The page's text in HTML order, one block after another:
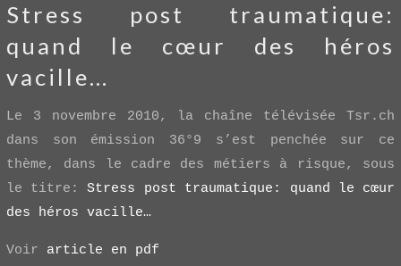
Stress post traumatique:
quand le cœur des héros
vacille…
Le 3 novembre 2010, la chaîne télévisée Tsr.ch
dans son émission 36°9 s’est penchée sur ce
thème, dans le cadre des métiers à risque, sous
le titre:Stress post traumatique: quand le cœur
des héros vacille…
Voir article en pdf